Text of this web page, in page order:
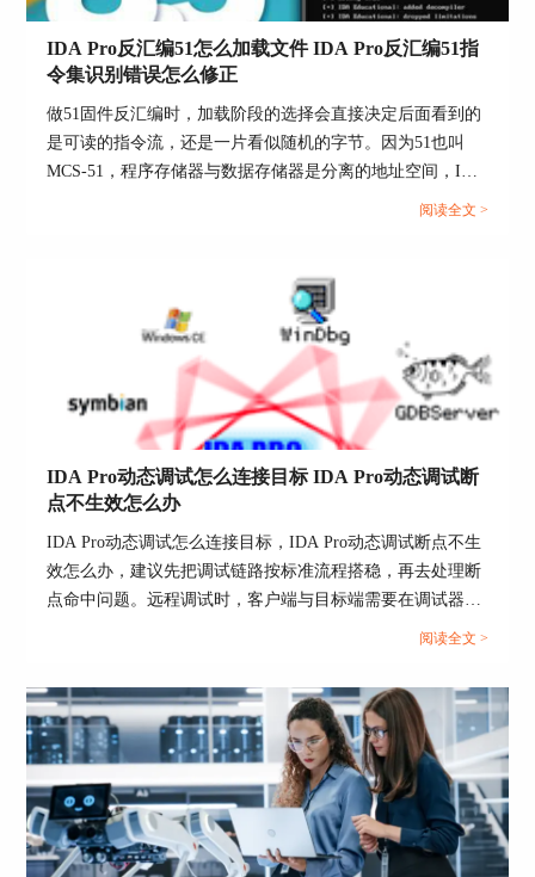
IDA Pro反汇编51怎么加载文件 IDA Pro反汇编51指
令集识别错误怎么修正
做51固件反汇编时，加载阶段的选择会直接决定后面看到的
是可读的指令流，还是一片看似随机的字节。因为51也叫
MCS-51，程序存储器与数据存储器是分离的地址空间，IDA
里如果只把文件当成单一内存段塞进去，后续的SFR映射、
阅读全文 >
IDA Pro动态调试怎么连接目标 IDA Pro动态调试断
点不生效怎么办
IDA Pro动态调试怎么连接目标，IDA Pro动态调试断点不生
效怎么办，建议先把调试链路按标准流程搭稳，再去处理断
点命中问题。远程调试时，客户端与目标端需要在调试器类
型、架构位数、端口与口令、应用路径口径上完全对齐，否
稳定。...
阅读全文 >